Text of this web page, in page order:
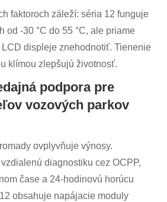
faktoroch záleží: séria 12 funguje
od -30 °C do 55 °C, ale priame
displeje znehodnotiť. Tienenie
klímou zlepšujú životnosť.
podpora pre
vozových parkov
ovplyvňuje výnosy.
diagnostiku cez OCPP,
čase a 24-hodinovú horúcu
obsahuje napájacie moduly